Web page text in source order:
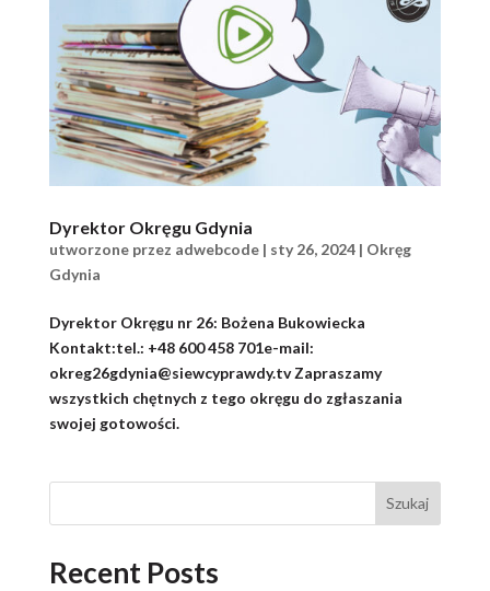
Dyrektor Okręgu Gdynia
utworzone przez adwebcode| sty 26, 2024| Okręg
Gdynia
Dyrektor Okręgu nr 26: Bożena Bukowiecka
Kontakt:tel.: +48 600 458 701e-mail:
okreg26gdynia@siewcyprawdy.tv Zapraszamy
wszystkich chętnych z tego okręgu do zgłaszania
swojej gotowości.
Szukaj
Recent Posts